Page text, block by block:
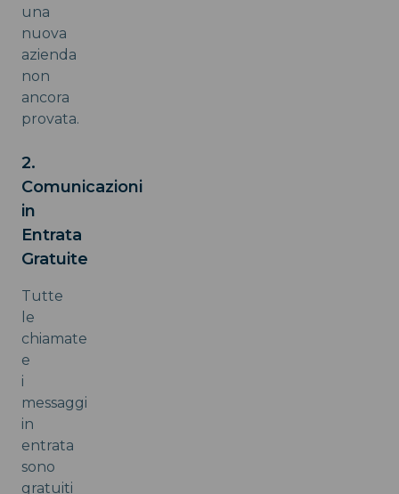
una
nuova
azienda
non
ancora
provata.
2.
Comunicazioni
in
Entrata
Gratuite
Tutte
le
chiamate
e
i
messaggi
in
entrata
sono
gratuiti